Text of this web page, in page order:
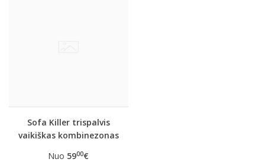
Sofa Killer trispalvis
vaikiškas kombinezonas
Nuo 5900€